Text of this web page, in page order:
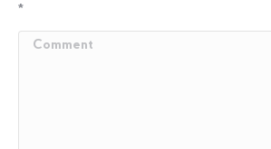
*
Comment